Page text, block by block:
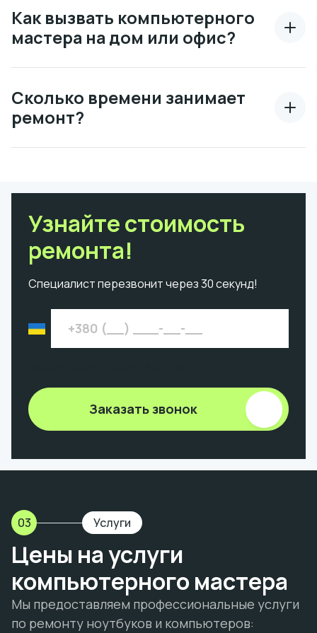
Как вызвать компьютерного
мастера на дом или офис?
Сколько времени занимает
ремонт?
Узнайте стоимость
ремонта!
Специалист перезвонит через 30 секунд!
Заказать звонок
03 Услуги
Цены на услуги
компьютерного мастера
Мы предоставляем профессиональные услуги
по ремонту ноутбуков и компьютеров: